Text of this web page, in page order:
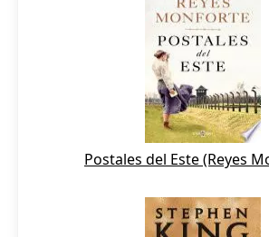
Postales del Este (Reyes